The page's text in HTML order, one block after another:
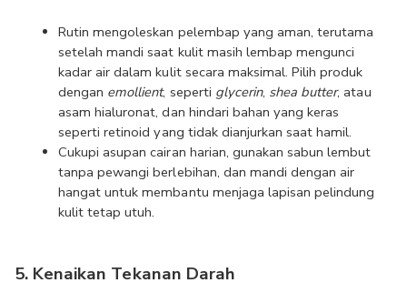
Rutin mengoleskan pelembap yang aman, terutama
setelah mandi saat kulit masih lembap mengunci
kadar air dalam kulit secara maksimal. Pilih produk
dengan emollient, seperti glycerin, shea butter, atau
asam hialuronat, dan hindari bahan yang keras
seperti retinoid yang tidak dianjurkan saat hamil.
Cukupi asupan cairan harian, gunakan sabun lembut
tanpa pewangi berlebihan, dan mandi dengan air
hangat untuk membantu menjaga lapisan pelindung
kulit tetap utuh.
5. Kenaikan Tekanan Darah